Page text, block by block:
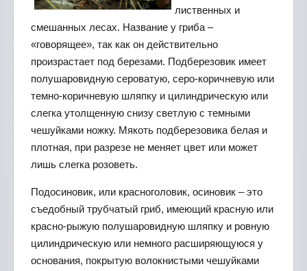
лиственных и
смешанных лесах. Название у гриба –
«говорящее», так как он действительно
произрастает под березами. Подберезовик имеет
полушаровидную сероватую, серо-коричневую или
темно-коричневую шляпку и цилиндрическую или
слегка утолщенную снизу светлую с темными
чешуйками ножку. Мякоть подберезовика белая и
плотная, при разрезе не меняет цвет или может
лишь слегка розоветь.
Подосиновик, или красноголовик, осиновик – это
съедобный трубчатый гриб, имеющий красную или
красно-рыжую полушаровидную шляпку и ровную
цилиндрическую или немного расширяющуюся у
основания, покрытую волокнистыми чешуйками